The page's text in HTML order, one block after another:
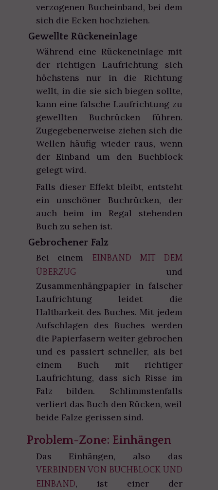
verzogenen Bucheinband, bei dem
sich die Ecken hochziehen.
Gewellte Rückeneinlage
Während eine Rückeneinlage mit
der richtigen Laufrichtung sich
höchstens nur in die Richtung
wellt, in die sie sich biegen sollte,
kann eine falsche Laufrichtung zu
gewellten Buchrücken führen.
Zugegebenerweise ziehen sich die
Wellen häufig wieder raus, wenn
der Einband um den Buchblock
gelegt wird.
Falls dieser Effekt bleibt, entsteht
ein unschöner Buchrücken, der
auch beim im Regal stehenden
Buch zu sehen ist.
Gebrochener Falz
Bei einem
EINBAND MIT DEM
ÜBERZUG und
Zusammenhängpapier in falscher
Laufrichtung leidet die
Haltbarkeit des Buches. Mit jedem
Aufschlagen des Buches werden
die Papierfasern weiter gebrochen
und es passiert schneller, als bei
einem Buch mit richtiger
Laufrichtung, dass sich Risse im
Falz bilden. Schlimmstenfalls
verliert das Buch den Rücken, weil
beide Falze gerissen sind.
Problem-Zone: Einhängen
Das Einhängen, also das
VERBINDEN VON BUCHBLOCK UND
EINBAND, ist einer der